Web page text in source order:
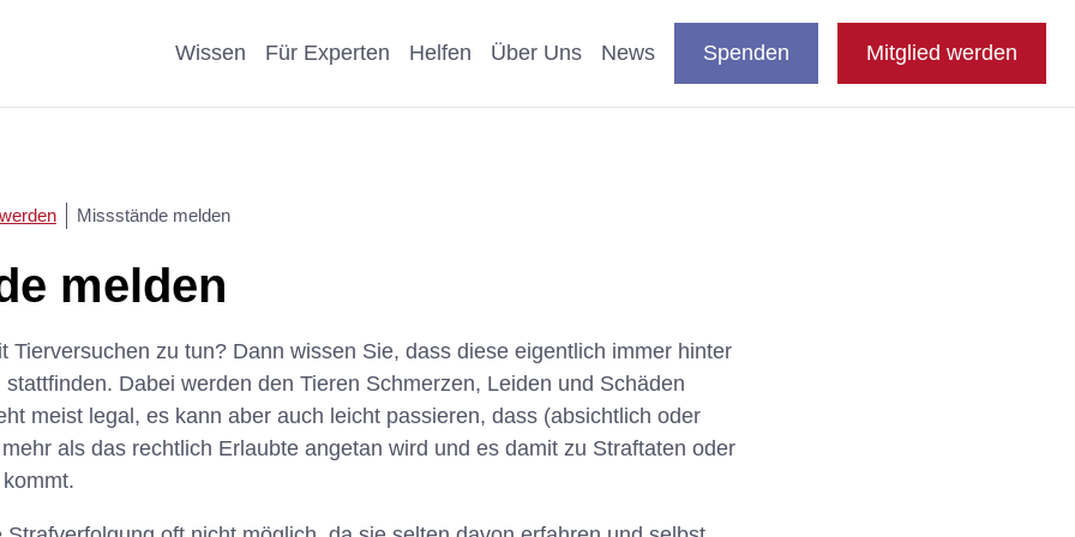
auswählen
DE
Wissen
Pro & Contra
Wissenschaftliche Argumente
Stellungnahmen Prävention
Geschichte
Für Experten Helfen
Als Unternehmen helfen
Als Förderer/Förderin
spenden
Vererben
Spenden statt Schenken
Über Uns News Spenden Mitglied werden
Missstände melden
melden
Tierversuchen zu tun? Dann wissen Sie, dass diese eigentlich immer hinter
Dabei werden den Tieren Schmerzen, Leiden und Schäden
meist legal, es kann aber auch leicht passieren, dass (absichtlich oder
als das rechtlich Erlaubte angetan wird und es damit zu Straftaten oder